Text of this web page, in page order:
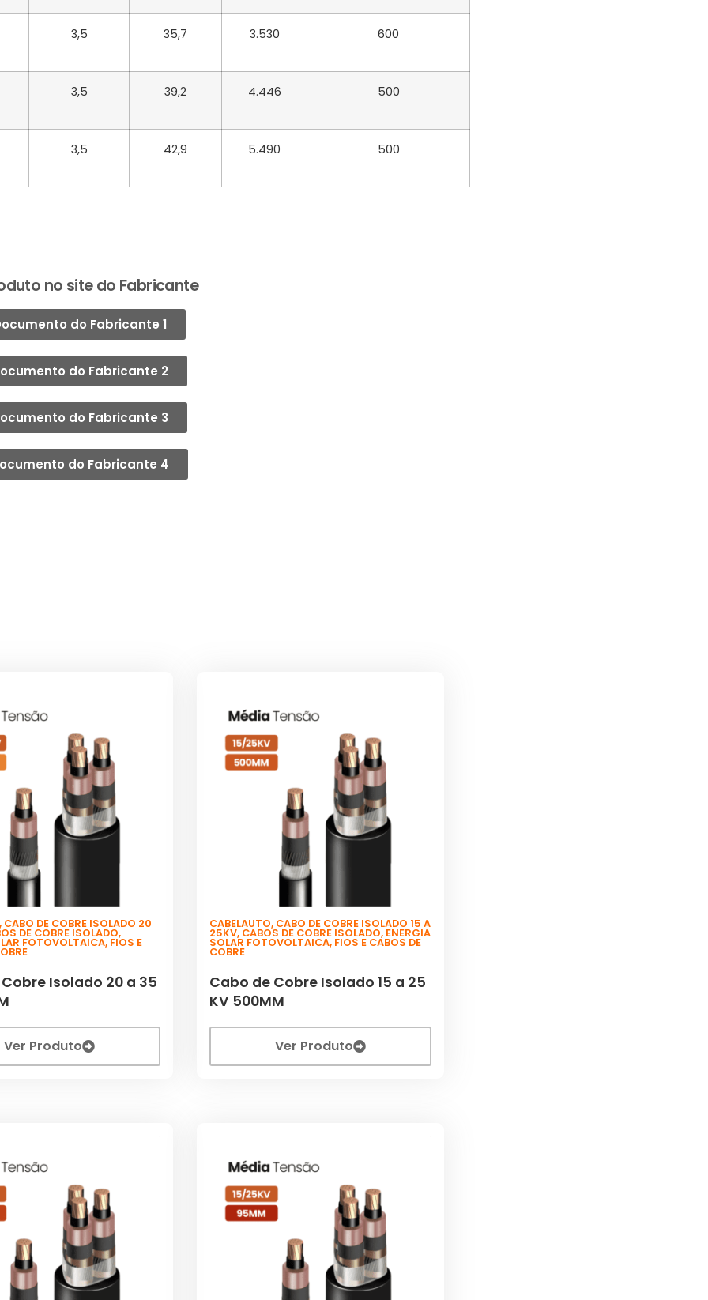
3,5 35,7 3.530 600
3,5 39,2 4.446 500
3,5 42,9 5.490 500
no site do Fabricante
do Fabricante 1
do Fabricante 2
do Fabricante 3
do Fabricante 4
, CABO DE COBRE ISOLADO 20
DE COBRE ISOLADO,
FOTOVOLTAICA, FIOS E
Isolado 20 a 35
Ver Produto
CABELAUTO, CABO DE COBRE ISOLADO 15 A
25KV, CABOS DE COBRE ISOLADO, ENERGIA
SOLAR FOTOVOLTAICA, FIOS E CABOS DE
COBRE
Cabo de Cobre Isolado 15 a 25
KV 500MM
Ver Produto